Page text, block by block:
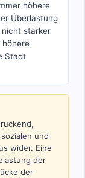
höhere
Überlastung
nicht stärker
Stadt
und
wider. Eine
der
der